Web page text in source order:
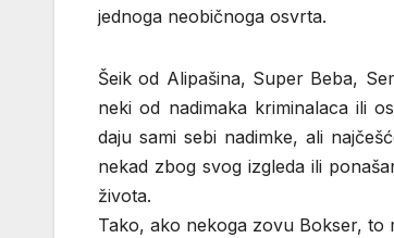
jednoga neobičnoga osvrta.
Šeik od Alipašina, Super Beba,
neki od nadimaka kriminalaca ili
daju sami sebi nadimke, ali
nekad zbog svog izgleda ili
života.
Tako, ako nekoga zovu Bokser, to